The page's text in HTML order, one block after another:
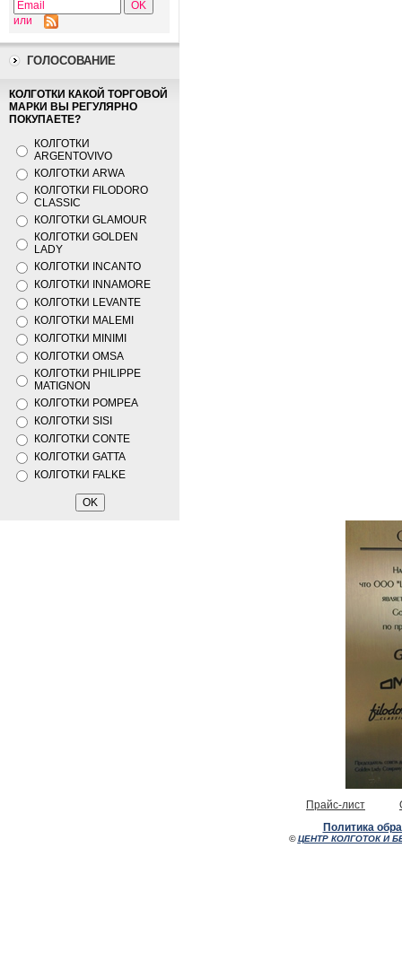
или
ГОЛОСОВАНИЕ
КОЛГОТКИ КАКОЙ ТОРГОВОЙ
МАРКИ ВЫ РЕГУЛЯРНО
ПОКУПАЕТЕ?
КОЛГОТКИ
ARGENTOVIVO
КОЛГОТКИ ARWA
КОЛГОТКИ FILODORO
CLASSIC
КОЛГОТКИ GLAMOUR
КОЛГОТКИ GOLDEN
LADY
КОЛГОТКИ INCANTO
КОЛГОТКИ INNAMORE
КОЛГОТКИ LEVANTE
КОЛГОТКИ MALEMI
КОЛГОТКИ MINIMI
КОЛГОТКИ OMSA
КОЛГОТКИ PHILIPPE
MATIGNON
КОЛГОТКИ POMPEA
КОЛГОТКИ SISI
КОЛГОТКИ CONTE
КОЛГОТКИ GATTA
КОЛГОТКИ FALKE
Прайс-лист
Политика
©ЦЕНТР КОЛГОТОК И